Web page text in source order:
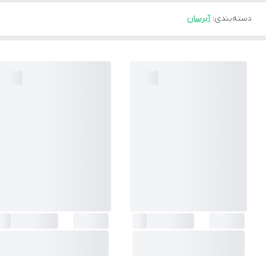
دسته‌بندی:آبرسان